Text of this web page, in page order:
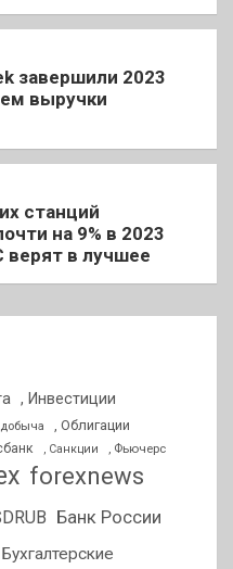
завершили 2023
выручки
станций
на 9% в 2023
верят в лучшее
, Инвестиции
, Облигации
, Санкции , Фьючерс
forexnews
Банк России
Бухгалтерские